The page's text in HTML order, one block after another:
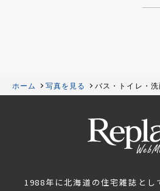
ホーム 写真を見る バス・トイレ・洗
1988年に北海道の住宅雑誌とし